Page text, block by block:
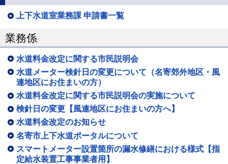
上下水道室業務課 申請書一覧
業務係
水道料金改定に関する市民説明会
水道メーター検針日の変更について（名寄郊外地区・風
連地区にお住まいの方）
水道料金改定に関する市民説明会の実施について
検針日の変更【風連地区にお住まいの方へ】
水道料金改定のお知らせ
名寄市上下水道ポータルについて
スマートメーター設置箇所の漏水修繕における様式【指
定給水装置工事事業者用】